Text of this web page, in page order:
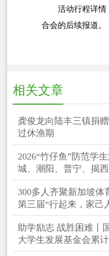
活动行程详情
合会的后续报道。
相关文章
龚俊龙向陆丰三镇捐
过休渔期
2026“竹仔鱼”防范学
城、潮阳、普宁、揭
300多人齐聚新加坡
第三届“行起来，家己
助学励志 战胜困难丨
大学生发展基金会累